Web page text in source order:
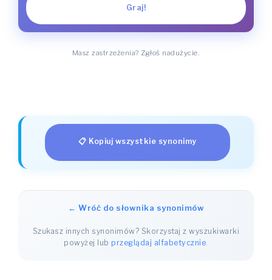
Graj!
Masz zastrzeżenia? Zgłoś nadużycie.
📋 Kopiuj wszystkie synonimy
← Wróć do słownika synonimów
Szukasz innych synonimów? Skorzystaj z wyszukiwarki
powyżej lubprzeglądaj alfabetycznie